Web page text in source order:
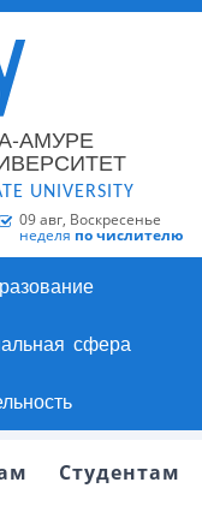
АМУРЕ
UNIVERSITY
09 авг, Воскресенье
неделя по числителю
сфера
Студентам